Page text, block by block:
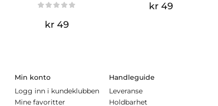
kr 49
kr 49
Min konto
Logg inn i kundeklubben
Mine favoritter
Handleguide
Leveranse
Holdbarhet